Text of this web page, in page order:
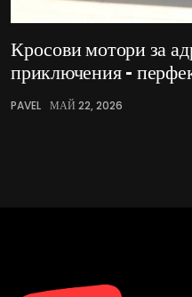
Кросови мотори за
приключения –
PAVEL МАЙ 22, 2026